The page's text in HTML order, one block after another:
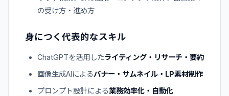
の受け方・進め方
身につく代表的なスキル
ChatGPTを活用したライティング・リサーチ・要約
画像生成AIによるバナー・サムネイル・LP素材制作
プロンプト設計による業務効率化・自動化